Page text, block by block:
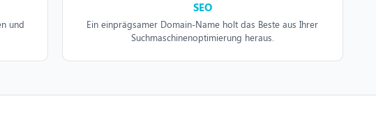
und
SEO
Ein einprägsamer Domain-Name holt das Beste aus Ihrer
Suchmaschinenoptimierung heraus.